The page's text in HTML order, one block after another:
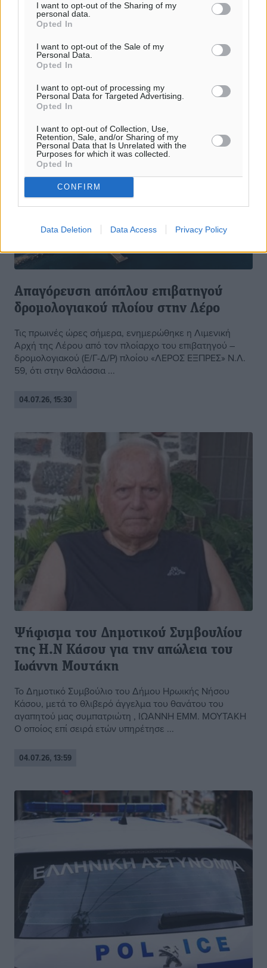
I want to opt-out of the Sharing of my
personal data.
Opted In
I want to opt-out of the Sale of my
Personal Data.
Opted In
I want to opt-out of processing my
Personal Data for Targeted Advertising.
Opted In
I want to opt-out of Collection, Use,
Retention, Sale, and/or Sharing of my
Personal Data that Is Unrelated with the
Purposes for which it was collected.
Opted In
CONFIRM
Data Deletion Data Access Privacy Policy
Λειψούς. Με μια πρώτη ματιά, το μικρό νησί στα βόρεια
των Δωδεκανήσων μοιάζει με τις Κυκλάδες. Άσπρα
σπίτια και λίγοι λόφοι, ...
04.07.26, 16:10
Απαγόρευση απόπλου επιβατηγού
δρομολογιακού πλοίου στην Λέρο
Τις πρωινές ώρες σήμερα, ενημερώθηκε η Λιμενική
Αρχή της Λέρου από τον πλοίαρχο του επιβατηγού –
δρομολογιακού (Ε/Γ-Δ/Ρ) πλοίου «ΛΕΡΟΣ ΕΞΠΡΕΣ» Ν.Λ.
59, ότι στην θαλάσσια ...
04.07.26, 15:30
Ψήφισμα του Δημοτικού Συμβουλίου
της Η.Ν Κάσου για την απώλεια του
Ιωάννη Μουτάκη
Το Δημοτικό Συμβούλιο του Δήμου Ηρωικής Νήσου
Κάσου, μετά το θλιβερό άγγελμα του θανάτου του
αγαπητού μας συμπατριώτη , IΩΑΝΝΗ ΕΜΜ. ΜΟΥΤΑΚΗ
Ο οποίος επί σειρά ετών υπηρέτησε ...
04.07.26, 13:59